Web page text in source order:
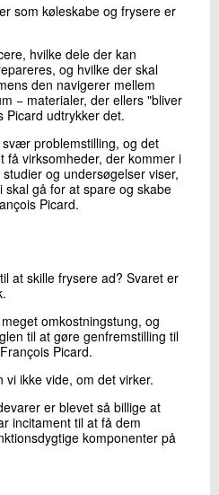
som køleskabe og frysere er
hvilke dele der kan
og hvilke der skal
den navigerer mellem
− materialer, der ellers "bliver
Picard udtrykker det.
problemstilling, og det
virksomheder, der kommer i
og undersøgelser viser,
gå for at spare og skabe
Picard.
at skille frysere ad? Svaret er
omkostningstung, og
til at gøre genfremstilling til
Picard.
vi ikke vide, om det virker.
er blevet så billige at
incitament til at få dem
komponenter på